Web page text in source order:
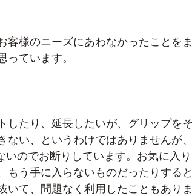
様のニーズにあわなかったことをま
ています。
したり、延長したいが、グリップをそ
い、というわけではありませんが、
のでお断りしています。お気に入り
う手に入らないものだったりすると
て、問題なく利用したこともありま